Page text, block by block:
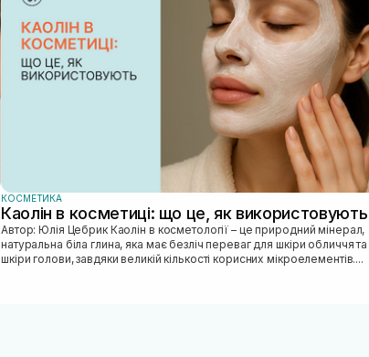
КОСМЕТИКА
Каолін в косметиці: що це, як використовують
Автор: Юлія Цебрик Каолін в косметології – це природний мінерал,
натуральна біла глина, яка має безліч переваг для шкіри обличчя та
шкіри голови, завдяки великій кількості корисних мікроелементів....